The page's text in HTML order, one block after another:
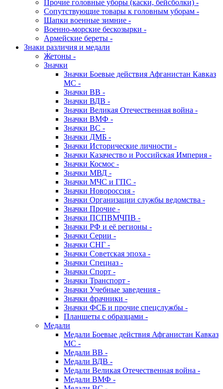
Прочие головные уборы (каски, бейсболки) -
Сопутствующие товары к головным уборам -
Шапки военные зимние -
Военно-морские бескозырки -
Армейские береты -
Знаки различия и медали
Жетоны -
Значки
Значки Боевые действия Афганистан Кавказ
МС -
Значки ВВ -
Значки ВДВ -
Значки Великая Отечественная война -
Значки ВМФ -
Значки ВС -
Значки ДМБ -
Значки Исторические личности -
Значки Казачество и Российская Империя -
Значки Космос -
Значки МВД -
Значки МЧС и ГПС -
Значки Новороссия -
Значки Организации службы ведомства -
Значки Прочие -
Значки ПСПВМЧПВ -
Значки РФ и её регионы -
Значки Серии -
Значки СНГ -
Значки Советская эпоха -
Значки Спецназ -
Значки Спорт -
Значки Транспорт -
Значки Учебные заведения -
Значки фрачники -
Значки ФСБ и прочие спецслужбы -
Планшеты с образцами -
Медали
Медали Боевые действия Афганистан Кавказ
МС -
Медали ВВ -
Медали ВДВ -
Медали Великая Отечественная война -
Медали ВМФ -